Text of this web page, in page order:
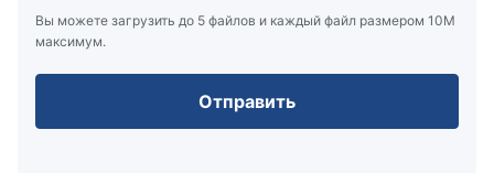
Вы можете загрузить до 5 файлов и каждый файл размером 10M
максимум.
Отправить